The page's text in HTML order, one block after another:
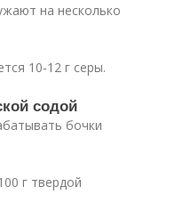
на несколько
10-12 г серы.
содой
бочки
г твердой